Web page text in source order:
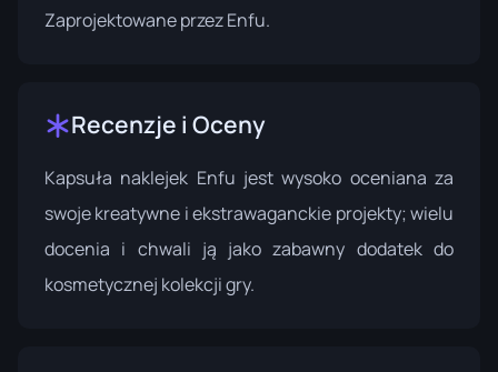
Zaprojektowane przezEnfu.
Recenzje i Oceny
Kapsuła naklejek Enfu jest wysoko oceniana za
swoje kreatywne i ekstrawaganckie projekty; wielu
docenia i chwali ją jako zabawny dodatek do
kosmetycznej kolekcji gry.